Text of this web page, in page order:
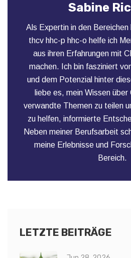
Sabine
Als Expertin in den
thcv hhc-p hhc-o helfe ich
aus ihren Erfahrungen mit
machen. Ich bin fasziniert
und dem Potenzial hinter
liebe es, mein Wissen über
verwandte Themen zu teilen
zu helfen, informierte
Neben meiner Berufsarbeit
meine Erlebnisse und
Bereich.
LETZTE BEITRÄGE